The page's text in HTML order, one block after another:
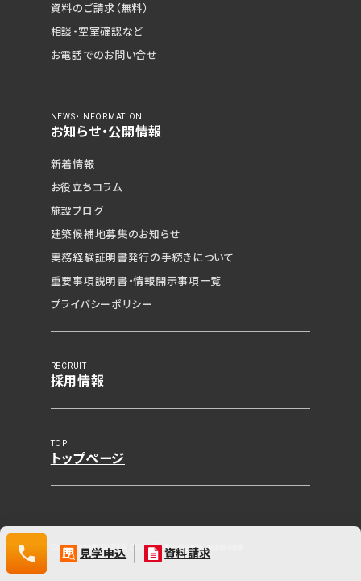
0120-
532-
見学申込 資料請求
資料のご請求（無料）
相談・空室確認など
お電話でのお問い合せ
NEWS・INFORMATION
お知らせ・公開情報
新着情報
お役立ちコラム
施設ブログ
建築候補地募集のお知らせ
実務経験証明書発行の手続きについて
重要事項説明書・情報開示事項一覧
プライバシーポリシー
RECRUIT
採用情報
TOP
トップページ
Copyright© SUPER COURT. All rights reserved.